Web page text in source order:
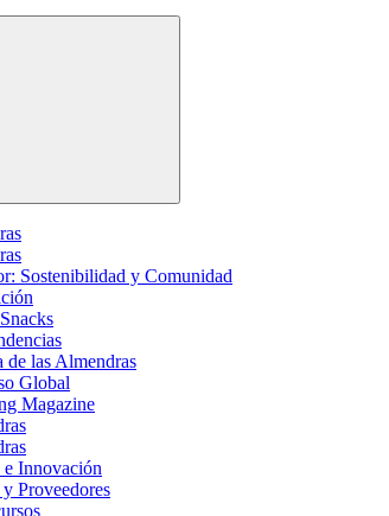
Sostenibilidad y Comunidad
las Almendras
Global
Magazine
Innovación
Proveedores